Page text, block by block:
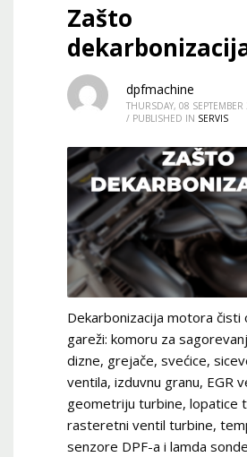
Zašto
dpfmachine
THURSDAY, 08
/ PUBLISHED IN SERVIS
Dekarbonizacija motora čisti
gareži: komoru za
dizne, grejače, svećice,
ventila, izduvnu granu, EGR
geometriju turbine, lopatice
rasteretni ventil turbine,
senzore DPF-a i lamda